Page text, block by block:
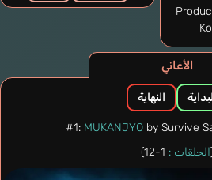
الأغاني
النهاية
#1: MUKANJYOby Survive
الحلقات :